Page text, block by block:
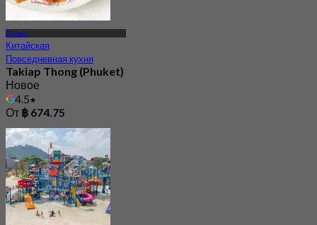
Пхукет
Китайская
Повседневная кухня
Takiap Thong (Phuket)
Новое
4.5
От ฿ 674.75